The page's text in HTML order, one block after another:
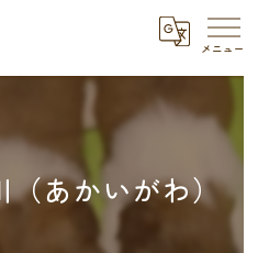
（あかいがわ）